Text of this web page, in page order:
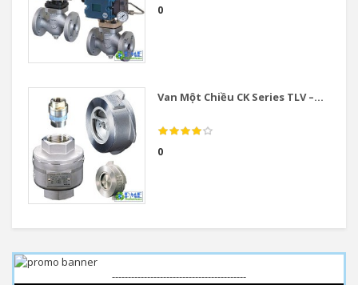
0
Van Một Chiều CK Series TLV –...
0
------------------------------------------